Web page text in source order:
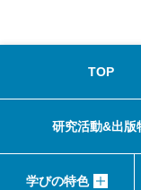
TOP
研究活動&出版
学びの特色